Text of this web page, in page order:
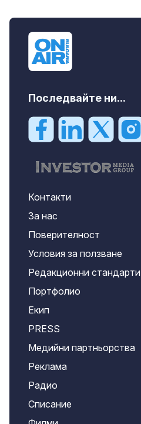
Последвайте ни...
Контакти
За нас
Поверителност
Условия за ползване
Редакционни стандарти
Портфолио
Екип
PRESS
Медийни партньорства
Реклама
Радио
Списание